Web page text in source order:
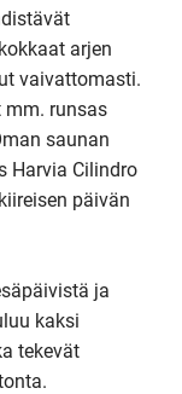
arjen
vaivattomasti.
mm. runsas
saunan
Harvia Cilindro
päivän
ja
kaksi
tekevät